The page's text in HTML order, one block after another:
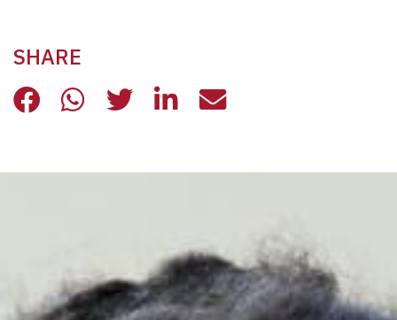
SHARE
IN RICORDO DI LUCA ROSSI
IN RICORDO DI LUCA ROSSI
IN RICORDO DI LUCA
IN RICORDO DI LUCA
IN RICORDO DI